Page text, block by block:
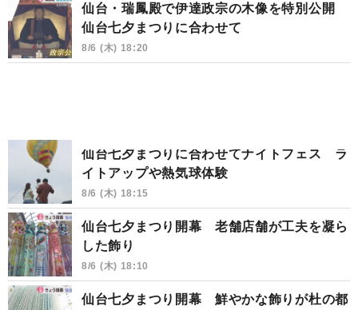
仙台・瑞鳳殿で伊達政宗の木像を特別公開
仙台七夕まつりに合わせて
8/6 (木) 18:20
仙台七夕まつりに合わせてナイトフェス ラ
イトアップや熱気球体験
8/6 (木) 18:15
仙台七夕まつり開幕 老舗店舗が工夫を凝ら
した飾り
8/6 (木) 18:10
仙台七夕まつり開幕 鮮やかな飾りが杜の都